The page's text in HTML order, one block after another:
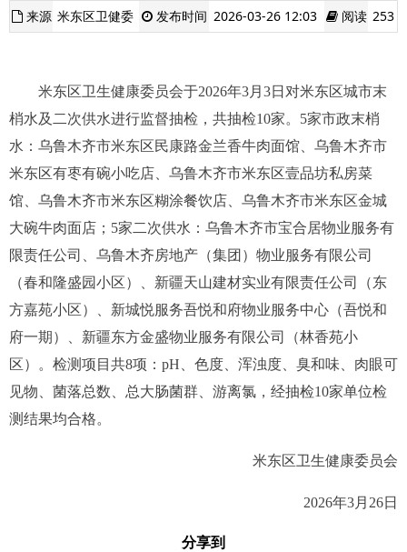
来源 米东区卫健委 发布时间 2026-03-26 12:03 阅读 253
米东区卫生健康委员会于2026年3月3日对米东区城市末
梢水及二次供水进行监督抽检，共抽检10家。5家市政末梢
水：乌鲁木齐市米东区民康路金兰香牛肉面馆、乌鲁木齐市
米东区有枣有碗小吃店、乌鲁木齐市米东区壹品坊私房菜
馆、乌鲁木齐市米东区糊涂餐饮店、乌鲁木齐市米东区金城
大碗牛肉面店；5家二次供水：乌鲁木齐市宝合居物业服务有
限责任公司、乌鲁木齐房地产（集团）物业服务有限公司
（春和隆盛园小区）、新疆天山建材实业有限责任公司（东
方嘉苑小区）、新城悦服务吾悦和府物业服务中心（吾悦和
府一期）、新疆东方金盛物业服务有限公司（林香苑小
区）。检测项目共8项：pH、色度、浑浊度、臭和味、肉眼可
见物、菌落总数、总大肠菌群、游离氯，经抽检10家单位检
测结果均合格。
米东区卫生健康委员会
2026年3月 26日
分享到